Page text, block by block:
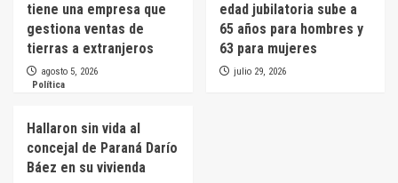
tiene una empresa que
gestiona ventas de
tierras a extranjeros
agosto 5, 2026
edad jubilatoria sube a
65 años para hombres y
63 para mujeres
julio 29, 2026
Política
Hallaron sin vida al
concejal de Paraná Darío
Báez en su vivienda